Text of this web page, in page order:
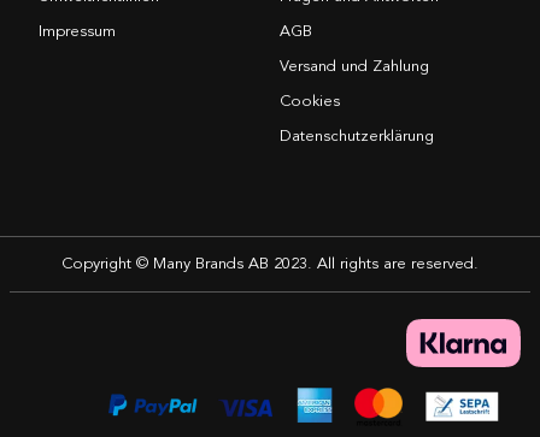
Impressum
AGB
Versand und Zahlung
Cookies
Datenschutzerklärung
Copyright © Many Brands AB 2023. All rights are reserved.